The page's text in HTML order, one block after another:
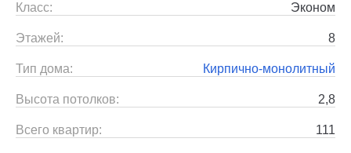
Класс: Эконом
Этажей: 8
Тип дома: Кирпично-монолитный
Высота потолков: 2,8
Всего квартир: 111